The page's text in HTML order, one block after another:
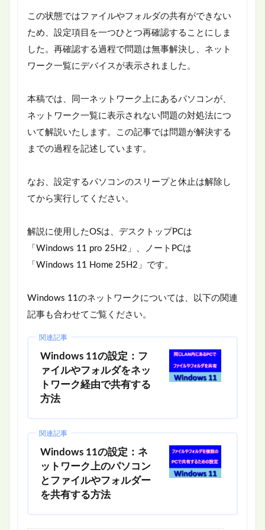
この状態ではファイルやフォルダの共有ができない
ため、設定項目を一つひとつ再確認することにしま
した。再確認する過程で問題は無事解決し、ネット
ワーク一覧にデバイスが表示されました。
本稿では、同一ネットワーク上にあるパソコンが、
ネットワーク一覧に表示されない問題の対処法につ
いて解説いたします。この記事では問題が解決する
までの過程を記述しています。
なお、設定するパソコンのスリープと休止は解除し
てから実行してください。
解説に使用したOSは、デスクトップPCは
「Windows 11 pro 25H2」、ノートPCは
「Windows 11 Home 25H2」です。
Windows 11のネットワークについては、以下の関連
記事も合わせてご覧ください。
関連記事
Windows 11の設定：フ
ァイルやフォルダをネッ
トワーク経由で共有する
方法
関連記事
Windows 11の設定：ネ
ットワーク上のパソコン
とファイルやフォルダー
を共有する方法